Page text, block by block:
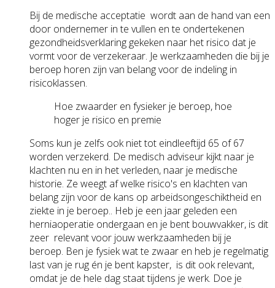
Bij de medische acceptatie wordt aan de hand van een
door ondernemer in te vullen en te ondertekenen
gezondheidsverklaring gekeken naar het risico dat je
vormt voor de verzekeraar. Je werkzaamheden die bij je
beroep horen zijn van belang voor de indeling in
risicoklassen.
Hoe zwaarder en fysieker je beroep, hoe
hoger je risico en premie
Soms kun je zelfs ook niet tot eindleeftijd 65 of 67
worden verzekerd. De medisch adviseur kijkt naar je
klachten nu en in het verleden, naar je medische
historie. Ze weegt af welke risico's en klachten van
belang zijn voor de kans op arbeidsongeschiktheid en
ziekte in je beroep.. Heb je een jaar geleden een
herniaoperatie ondergaan en je bent bouwvakker, is dit
zeer relevant voor jouw werkzaamheden bij je
beroep. Ben je fysiek wat te zwaar en heb je regelmatig
last van je rug én je bent kapster, is dit ook relevant,
omdat je de hele dag staat tijdens je werk. Doe je